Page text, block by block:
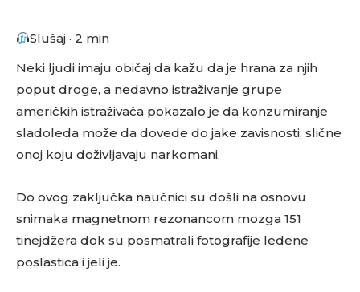
Slušaj · 2 min
Neki ljudi imaju običaj da kažu da je hrana za njih
poput droge, a nedavno istraživanje grupe
američkih istraživača pokazalo je da konzumiranje
sladoleda može da dovede do jake zavisnosti, slične
onoj koju doživljavaju narkomani.
Do ovog zaključka naučnici su došli na osnovu
snimaka magnetnom rezonancom mozga 151
tinejdžera dok su posmatrali fotografije ledene
poslastica i jeli je.